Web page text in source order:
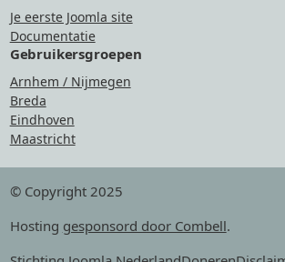
Je eerste Joomla site
Documentatie
Gebruikersgroepen
Arnhem / Nijmegen
Breda
Eindhoven
Maastricht
© Copyright 2025
Hosting gesponsord door Combell.